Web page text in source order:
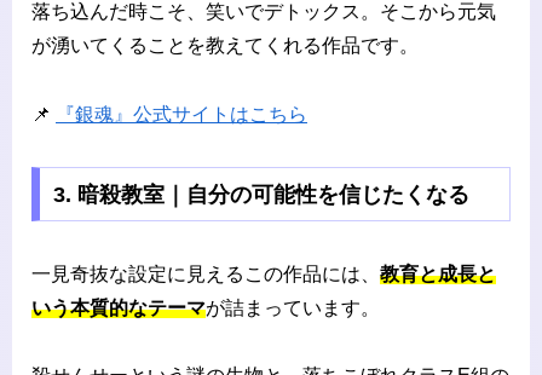
落ち込んだ時こそ、笑いでデトックス。そこから元気
が湧いてくることを教えてくれる作品です。
📌 『銀魂』公式サイトはこちら
3. 暗殺教室｜自分の可能性を信じたくなる
一見奇抜な設定に見えるこの作品には、 教育と成長と
いう本質的なテーマが詰まっています。